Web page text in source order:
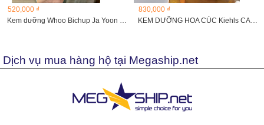
520,000 ₫
Kem dưỡng Whoo Bichup Ja Yoon Cream 20ml
830,000 ₫
KEM DƯỠNG HOA CÚC Kiehls CALENDULA SERUM INFUSED WATER...
Dịch vụ mua hàng hộ tại Megaship.net